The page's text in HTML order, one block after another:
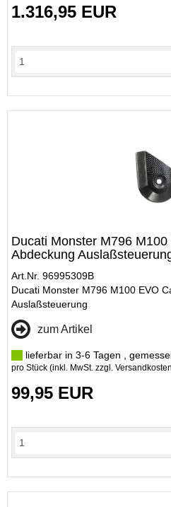
1.316,95 EUR
Ducati Monster M796
Abdeckung
Art.Nr. 96995309B
Ducati Monster M796 M100 EVO
Auslaßsteuerung
zum Artikel
lieferbar in 3-6 Tagen ,
pro Stück (inkl. MwSt. zzgl.
99,95 EUR